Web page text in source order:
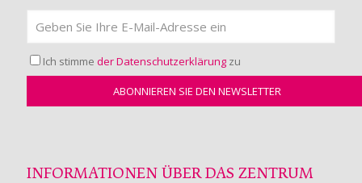
Ich stimme der Datenschutzerklärung zu
INFORMATIONEN ÜBER DAS ZENTRUM